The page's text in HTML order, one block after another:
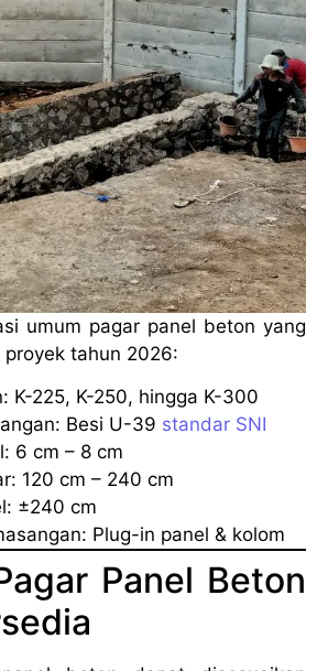
umum pagar panel beton yang
tahun 2026:
K-225, K-250, hingga K-300
Besi U-39 standar SNI
6 cm – 8 cm
120 cm – 240 cm
±240 cm
Plug-in panel & kolom
Panel Beton